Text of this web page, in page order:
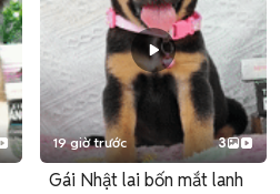
19 giờ trước 3
Gái Nhật lai bốn mắt lanh